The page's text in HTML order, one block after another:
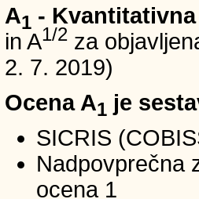
A1 -
in A1/2 za
2. 7. 2019)
Ocena A1 je
SICRIS
Nadpovprečna
ocena 1